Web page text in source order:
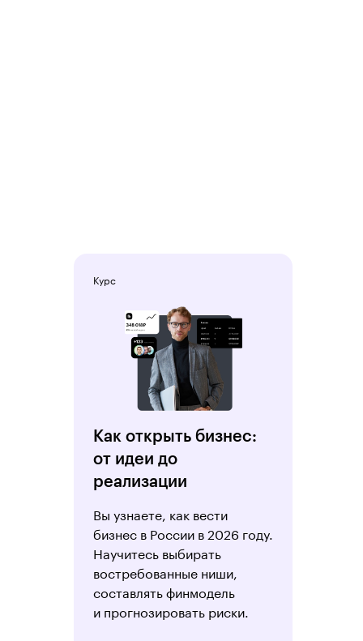
Курс
Как открыть бизнес:
от идеи до
реализации
Вы узнаете, как вести
бизнес в России в 2026 году.
Научитесь выбирать
востребованные ниши,
составлять финмодель
и прогнозировать риски.